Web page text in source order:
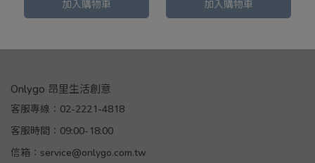
加入購物車 加入購物車
Onlygo 昂里生活創意
客服專線：02-2221-4818
客服時間：09:00-18:00
信箱：service@onlygo.com.tw